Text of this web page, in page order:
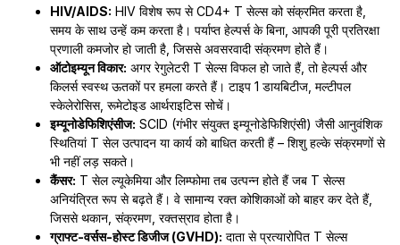
HIV/AIDS: HIV विशेष रूप से CD4+ T सेल्स को संक्रमित करता है,
समय के साथ उन्हें कम करता है। पर्याप्त हेल्पर्स के बिना, आपकी पूरी प्रतिरक्षा
प्रणाली कमजोर हो जाती है, जिससे अवसरवादी संक्रमण होते हैं।
ऑटोइम्यून विकार: अगर रेगुलेटरी T सेल्स विफल हो जाते हैं, तो हेल्पर्स और
किलर्स स्वस्थ ऊतकों पर हमला करते हैं। टाइप 1 डायबिटीज, मल्टीपल
स्केलेरोसिस, रूमेटोइड आर्थराइटिस सोचें।
इम्यूनोडेफिशिएंसीज: SCID (गंभीर संयुक्त इम्यूनोडेफिशिएंसी) जैसी आनुवंशिक
स्थितियां T सेल उत्पादन या कार्य को बाधित करती हैं – शिशु हल्के संक्रमणों से
भी नहीं लड़ सकते।
कैंसर: T सेल ल्यूकेमिया और लिम्फोमा तब उत्पन्न होते हैं जब T सेल्स
अनियंत्रित रूप से बढ़ते हैं। वे सामान्य रक्त कोशिकाओं को बाहर कर देते हैं,
जिससे थकान, संक्रमण, रक्तस्राव होता है।
ग्राफ्ट-वर्सस-होस्ट डिजीज (GVHD): दाता से प्रत्यारोपित T सेल्स